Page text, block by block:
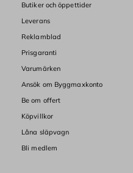
Butiker och öppettider
Leverans
Reklamblad
Prisgaranti
Varumärken
Ansök om Byggmaxkonto
Be om offert
Köpvillkor
Låna släpvagn
Bli medlem